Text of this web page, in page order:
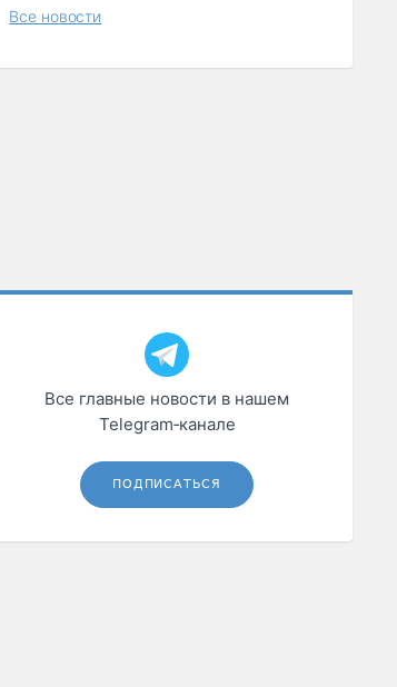
Все новости
Все главные новости в нашем
Telegram‑канале
ПОДПИСАТЬСЯ